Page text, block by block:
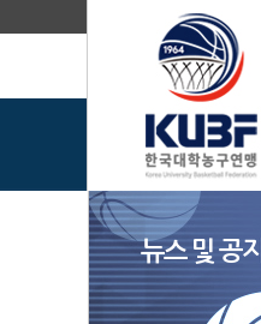
뉴스 및 공지